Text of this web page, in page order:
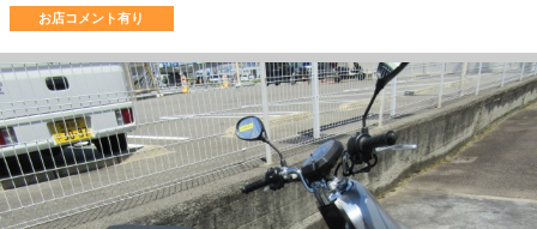
お店コメント有り